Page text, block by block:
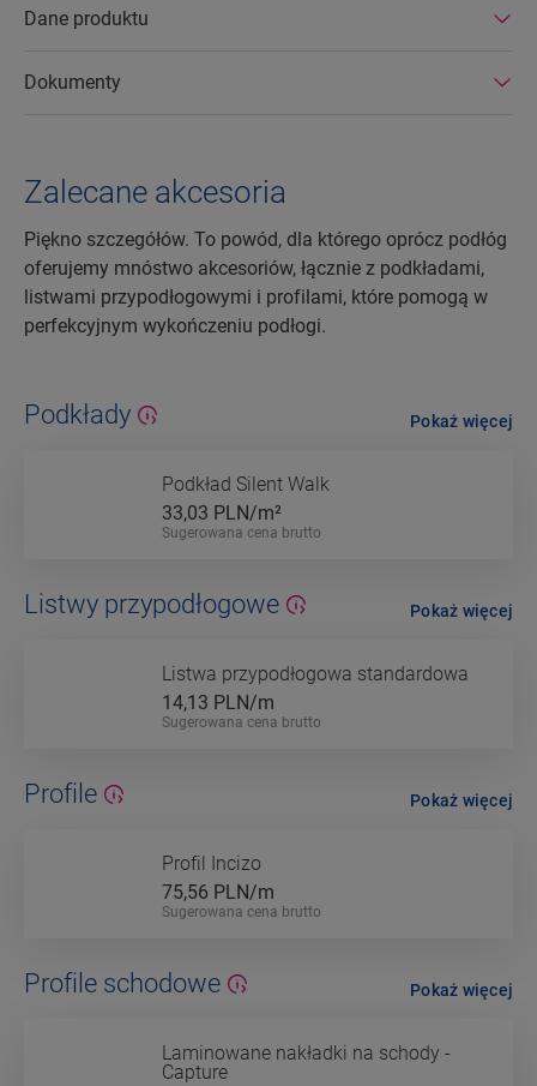
usuwać.
Dane produktu
Dokumenty
Zalecane akcesoria
Piękno szczegółów. To powód, dla którego oprócz podłóg
oferujemy mnóstwo akcesoriów, łącznie z podkładami,
listwami przypodłogowymi i profilami, które pomogą w
perfekcyjnym wykończeniu podłogi.
Podkłady
Podkład Silent Walk
33,03 PLN/m²
Sugerowana cena brutto
Pokaż więcej
Listwy przypodłogowe
Listwa przypodłogowa standardowa
14,13 PLN/m
Sugerowana cena brutto
Pokaż więcej
Profile
Profil Incizo
75,56 PLN/m
Sugerowana cena brutto
Pokaż więcej
Profile schodowe
Laminowane nakładki na schody -
Capture
Pokaż więcej